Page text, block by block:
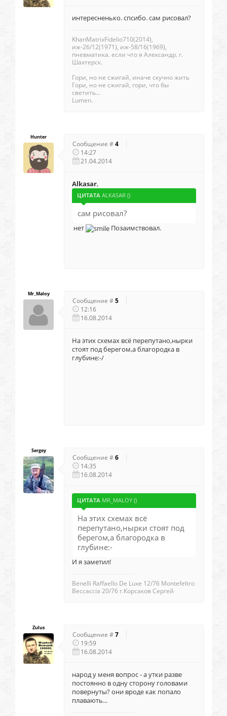
интересненько. спсибо. сам рисовал?
KhanMatrixFidelio710(2014),
иж-26/12(1971), иж-58/16(1969),
пневматика. если что я Александр. г.
Шахтерск.
Гори, но не сжигай, иначе скучно жить
Гори, но не сжигай, гори, что бы
светить...
Lumen.
Hunter
Сообщение #4
14:27
21.04.2014
Alkasar,
ЦИТАТА ALKASAR ()
сам рисовал?
нет Позаимствовал.
Mr_Maloy
Сообщение #5
12:16
16.08.2014
На этих схемах всё перепутано,нырки
стоят под берегом,а благородка в
глубине:-/
Sergey
Сообщение #6
14:35
16.08.2014
ЦИТАТА MR_MALOY ()
На этих схемах всё
перепутано,нырки стоят под
берегом,а благородка в
глубине:-
И я заметил!
Benelli Raffaello De Luxe 12/76 Montefeltro
Beccaccia 20/76 г.Корсаков Сергей
Zulus
Сообщение #7
19:59
16.08.2014
народ у меня вопрос - а утки разве
постоянно в одну сторону головами
повернуты? они вроде как попало
плавають...